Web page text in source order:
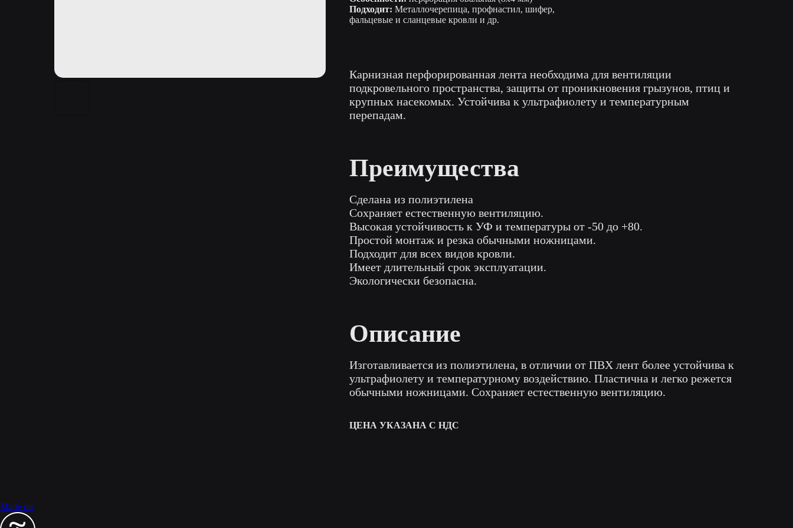
Подходит: Металлочерепица, профнастил, шифер,
фальцевые и сланцевые кровли и др.
Карнизная перфорированная лента необходима для вентиляции
подкровельного пространства, защиты от проникновения грызунов, птиц и
крупных насекомых. Устойчива к ультрафиолету и температурным
перепадам.
Преимущества
Сделана из полиэтилена
Сохраняет естественную вентиляцию.
Высокая устойчивость к УФ и температуры от -50 до +80.
Простой монтаж и резка обычными ножницами.
Подходит для всех видов кровли.
Имеет длительный срок эксплуатации.
Экологически безопасна.
Описание
Изготавливается из полиэтилена, в отличии от ПВХ лент более устойчива к
ультрафиолету и температурному воздействию. Пластична и легко режется
обычными ножницами. Сохраняет естественную вентиляцию.
ЦЕНА УКАЗАНА С НДС
Made on